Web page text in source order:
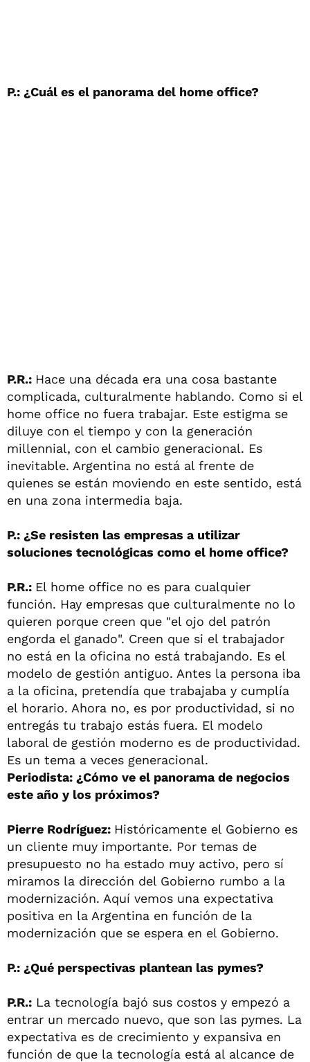
P.: ¿Cuál es el panorama del home office?
P.R.: Hace una década era una cosa bastante
complicada, culturalmente hablando. Como si el
home office no fuera trabajar. Este estigma se
diluye con el tiempo y con la generación
millennial, con el cambio generacional. Es
inevitable. Argentina no está al frente de
quienes se están moviendo en este sentido, está
en una zona intermedia baja.
P.: ¿Se resisten las empresas a utilizar
soluciones tecnológicas como el home office?
P.R.: El home office no es para cualquier
función. Hay empresas que culturalmente no lo
quieren porque creen que "el ojo del patrón
engorda el ganado". Creen que si el trabajador
no está en la oficina no está trabajando. Es el
modelo de gestión antiguo. Antes la persona iba
a la oficina, pretendía que trabajaba y cumplía
el horario. Ahora no, es por productividad, si no
entregás tu trabajo estás fuera. El modelo
laboral de gestión moderno es de productividad.
Es un tema a veces generacional.
Periodista: ¿Cómo ve el panorama de negocios
este año y los próximos?
Pierre Rodríguez: Históricamente el Gobierno es
un cliente muy importante. Por temas de
presupuesto no ha estado muy activo, pero sí
miramos la dirección del Gobierno rumbo a la
modernización. Aquí vemos una expectativa
positiva en la Argentina en función de la
modernización que se espera en el Gobierno.
P.: ¿Qué perspectivas plantean las pymes?
P.R.: La tecnología bajó sus costos y empezó a
entrar un mercado nuevo, que son las pymes. La
expectativa es de crecimiento y expansiva en
función de que la tecnología está al alcance de